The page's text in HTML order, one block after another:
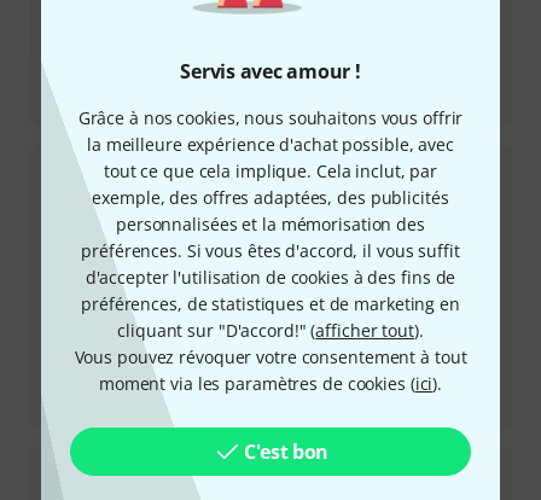
Servis avec amour !
Grâce à nos cookies, nous souhaitons vous offrir
la meilleure expérience d'achat possible, avec
tout ce que cela implique. Cela inclut, par
exemple, des offres adaptées, des publicités
personnalisées et la mémorisation des
préférences. Si vous êtes d'accord, il vous suffit
d'accepter l'utilisation de cookies à des fins de
préférences, de statistiques et de marketing en
cliquant sur "D'accord!" (afficher tout).
Vous pouvez révoquer votre consentement à tout
moment via les paramètres de cookies (ici).
C'est bon
Review
Vocal Head Booth
Review
Stripe Absorber 120 White Wood